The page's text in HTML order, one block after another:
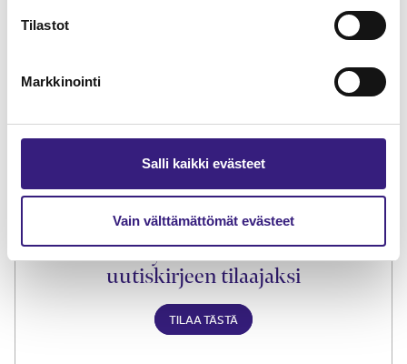
Tilastot
Markkinointi
Salli kaikki evästeet
Vain välttämättömät evästeet
TILAA TÄSTÄ
Liity Tilisanomien
uutiskirjeen tilaajaksi
TILAA TÄSTÄ